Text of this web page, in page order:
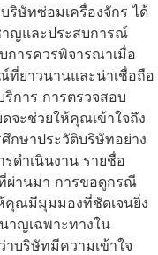
ริษัทซ่อมเครื่องจักร ได้
าญและประสบการณ์
การควรพิจารณาเมื่อ
ที่ยาวนานและน่าเชื่อถือ
าร การตรวจสอบ
จะช่วยให้คุณเข้าใจถึง
กษาประวัติบริษัทอย่าง
ดำเนินงาน รายชื่อ
ผ่านมา การขอดูกรณี
คุณมีมุมมองที่ชัดเจนยิ่ง
าญเฉพาะทางใน
บริษัทมีความเข้าใจ